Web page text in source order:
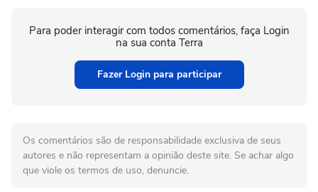
Para poder interagir com todos comentários, faça Login
na sua conta Terra
Fazer Login para participar
Os comentários são de responsabilidade exclusiva de seus
autores e não representam a opinião deste site. Se achar algo
que viole os termos de uso, denuncie.